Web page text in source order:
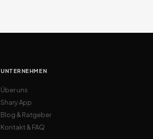
UNTERNEHMEN
Über uns
Shary App
Blog & Ratgeber
Kontakt & FAQ